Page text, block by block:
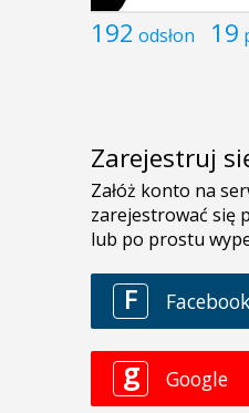
192 odsłon 19
Zarejestruj